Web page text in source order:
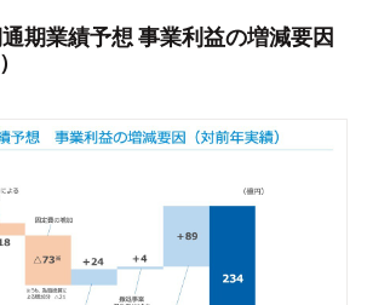
期業績予想 事業利益の増減要因